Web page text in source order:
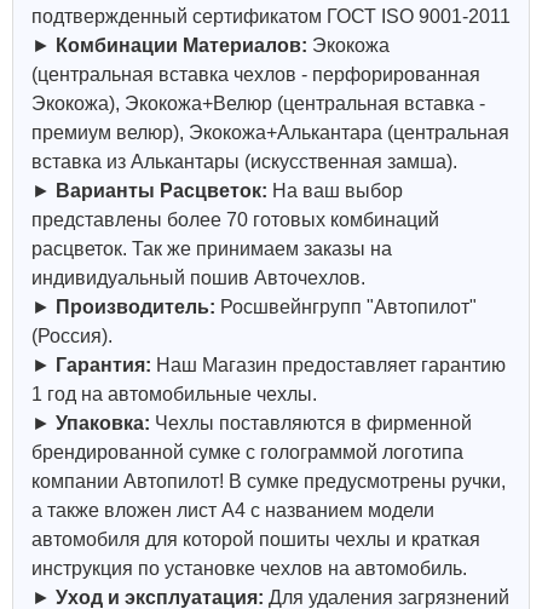
подтвержденный сертификатом ГОСТ ISO 9001-2011
► Комбинации Материалов: Экокожа
(центральная вставка чехлов - перфорированная
Экокожа), Экокожа+Велюр (центральная вставка -
премиум велюр), Экокожа+Алькантара (центральная
вставка из Алькантары (искусственная замша).
► Варианты Расцветок: На ваш выбор
представлены более 70 готовых комбинаций
расцветок. Так же принимаем заказы на
индивидуальный пошив Авточехлов.
► Производитель: Росшвейнгрупп "Автопилот"
(Россия).
► Гарантия: Наш Магазин предоставляет гарантию
1 год на автомобильные чехлы.
► Упаковка: Чехлы поставляются в фирменной
брендированной сумке с голограммой логотипа
компании Автопилот! В сумке предусмотрены ручки,
а также вложен лист А4 с названием модели
автомобиля для которой пошиты чехлы и краткая
инструкция по установке чехлов на автомобиль.
► Уход и эксплуатация: Для удаления загрязнений